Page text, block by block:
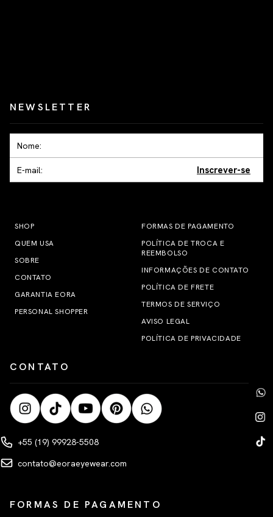
NEWSLETTER
Inscrever-se
SHOP
QUEM USA
SOBRE
CONTATO
GARANTIA EORA
PERSONAL SHOPPER
FORMAS DE PAGAMENTO
POLÍTICA DE TROCA E
REEMBOLSO
INFORMAÇÕES DE CONTATO
POLÍTICA DE FRETE
TERMOS DE SERVIÇO
AVISO LEGAL
POLÍTICA DE PRIVACIDADE
CONTATO
+55 (19) 99928-5508
contato@eoraeyewear.com
FORMAS DE PAGAMENTO